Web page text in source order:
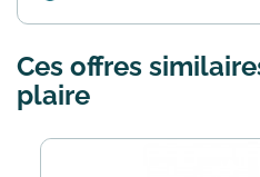
1 point de
Ces offres
plaire